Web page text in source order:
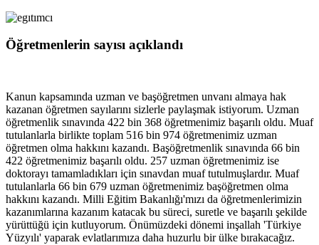
Öğretmenlerin sayısı açıklandı
Kanun kapsamında uzman ve başöğretmen unvanı almaya hak
kazanan öğretmen sayılarını sizlerle paylaşmak istiyorum. Uzman
öğretmenlik sınavında 422 bin 368 öğretmenimiz başarılı oldu. Muaf
tutulanlarla birlikte toplam 516 bin 974 öğretmenimiz uzman
öğretmen olma hakkını kazandı. Başöğretmenlik sınavında 66 bin
422 öğretmenimiz başarılı oldu. 257 uzman öğretmenimiz ise
doktorayı tamamladıkları için sınavdan muaf tutulmuşlardır. Muaf
tutulanlarla 66 bin 679 uzman öğretmenimiz başöğretmen olma
hakkını kazandı. Milli Eğitim Bakanlığı'mızı da öğretmenlerimizin
kazanımlarına kazanım katacak bu süreci, suretle ve başarılı şekilde
yürüttüğü için kutluyorum. Önümüzdeki dönemi inşallah 'Türkiye
Yüzyılı' yaparak evlatlarımıza daha huzurlu bir ülke bırakacağız.